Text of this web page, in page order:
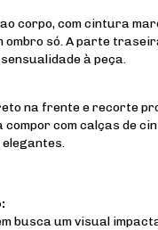
corpo, com cintura
ombro só. A parte
à peça.
na frente e recorte
compor com calças de
busca um visual